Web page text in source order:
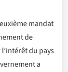
mandat
de
du pays
a